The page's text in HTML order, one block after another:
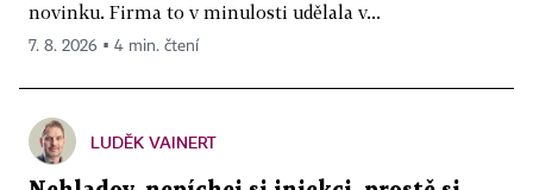
novinku. Firma to v minulosti udělala v...
7. 8. 2026 ▪ 4 min. čtení
LUDĚK VAINERT